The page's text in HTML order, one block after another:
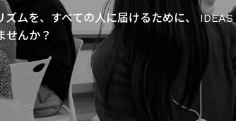
ムを、すべての人に届けるために、 IDEAS
せんか？